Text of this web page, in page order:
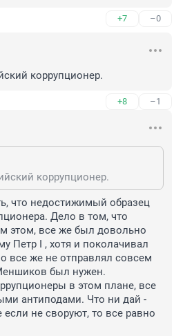
+7 –0
коррупционер.
+8 –1
коррупционер.
что недостижимый образец
Дело в том, что
этом, все же был довольно
Петр I , хотя и поколачивал
все же не отправлял совсем
был нужен.
в этом плане, все
антиподами. Что ни дай -
не своруют, то все равно